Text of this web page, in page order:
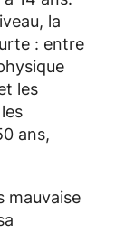
la
: entre
les
ans,
mauvaise